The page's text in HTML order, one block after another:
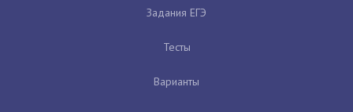
Задания ЕГЭ
Тесты
Варианты